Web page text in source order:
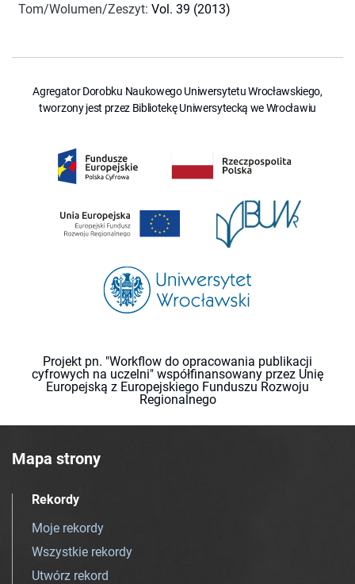
Tom/Wolumen/Zeszyt: Vol. 39 (2013)
Agregator Dorobku Naukowego Uniwersytetu Wrocławskiego,
tworzony jest przez Bibliotekę Uniwersytecką we Wrocławiu
Projekt pn. "Workflow do opracowania publikacji
cyfrowych na uczelni" współfinansowany przez Unię
Europejską z Europejskiego Funduszu Rozwoju
Regionalnego
Mapa strony
Rekordy
Moje rekordy
Wszystkie rekordy
Utwórz rekord